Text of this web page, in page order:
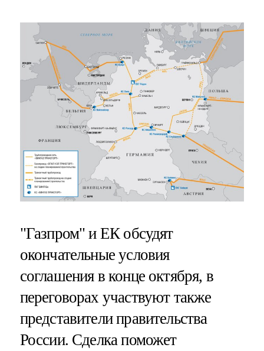
"Газпром" и ЕК обсудят
окончательные условия
соглашения в конце октября, в
переговорах участвуют также
представители правительства
России. Сделка поможет